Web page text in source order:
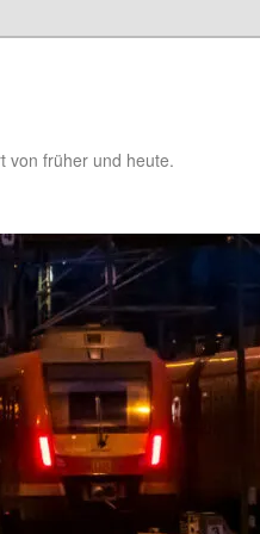
von früher und heute.